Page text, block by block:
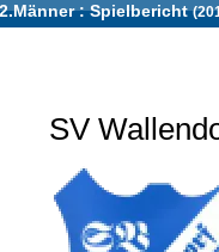
2.Männer :Spielbericht
SV